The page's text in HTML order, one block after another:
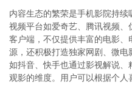
内容生态的繁荣是手机影院持
视频平台如爱奇艺、腾讯视频
客户端，不仅提供丰富的电影
源，还积极打造独家网剧、微
如抖音、快手也通过影视解说
观影的维度。用户可以根据个